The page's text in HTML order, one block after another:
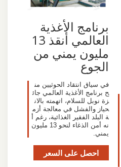
برنامج الأغذية
العالمي أنقذ 13
مليون يمني من
الجوع
في سياق انتقاد الحوثيين من
ح برنامج الأغذية العالمي جائ
زة نوبل للسلام، اتهمته بالان
حياز والفشل في معالجة أزم
ة البلد الفقير الغذائية، رغم أ
نه أمن الذغاء لنحو 13 مليون
يمني.
احصل على السعر